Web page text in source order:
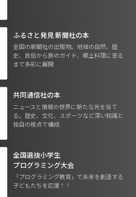
ふるさと発見 新聞社の本
全国の新聞社の出版物。地域の自然、歴
史、民俗から旅のガイド、郷土料理に至る
まで多彩に展開
共同通信社の本
ニュースと情報の世界に新たな光を当て
る。歴史、文化、スポーツなど深い知識と
独自の視点で構成
全国選抜小学生
プログラミング大会
「プログラミング教育」で未来を創造する
子どもたちを応援！！